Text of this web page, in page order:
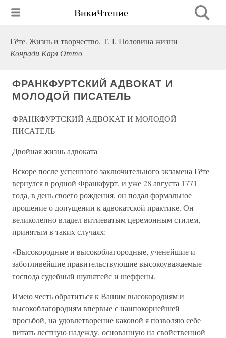
ВикиЧтение
Гёте. Жизнь и творчество. Т. I. Половина жизни
Конради Карл Отто
ФРАНКФУРТСКИЙ АДВОКАТ И
МОЛОДОЙ ПИСАТЕЛЬ
ФРАНКФУРТСКИЙ АДВОКАТ И МОЛОДОЙ
ПИСАТЕЛЬ
Двойная жизнь адвоката
Вскоре после успешного заключительного экзамена Гёте
вернулся в родной Франкфурт, и уже 28 августа 1771
года, в день своего рождения, он подал формальное
прошение о допущении к адвокатской практике. Он
великолепно владел витиеватым церемонным стилем,
принятым в таких случаях:
«Высокородные и высокоблагородные, ученейшие и
заботливейшие правительствующие высокоуважаемые
господа судебный шультгейс и шеффены.
Имею честь обратиться к Вашим высокородиям и
высокоблагородиям впервые с наипокорнейшей
просьбой, на удовлетворение каковой я позволяю себе
питать лестную надежду, основанную на свойственной